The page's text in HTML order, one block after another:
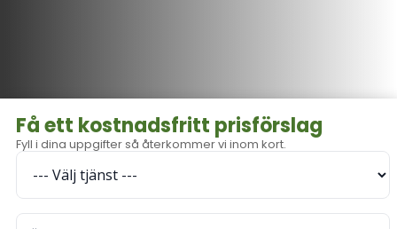
Få ett kostnadsfritt prisförslag
Fyll i dina uppgifter så återkommer vi inom kort.